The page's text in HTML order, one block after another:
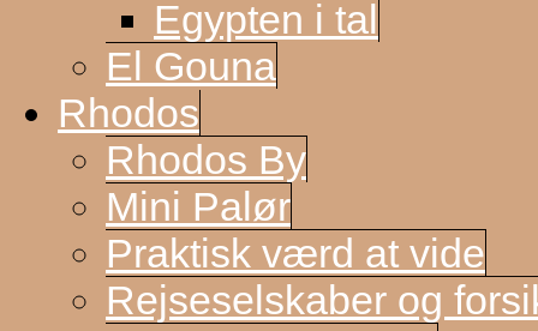
Egypten i tal
El Gouna
Rhodos
Rhodos By
Mini Palør
Praktisk værd at vide
Rejseselskaber og